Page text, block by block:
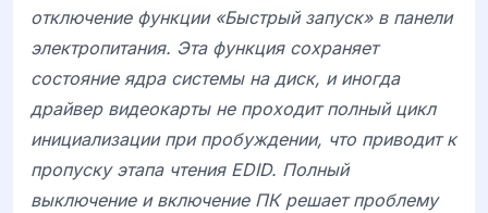
отключение функции «Быстрый запуск» в панели
электропитания. Эта функция сохраняет
состояние ядра системы на диск, и иногда
драйвер видеокарты не проходит полный цикл
инициализации при пробуждении, что приводит к
пропуску этапа чтения EDID. Полный
выключение и включение ПК решает проблему